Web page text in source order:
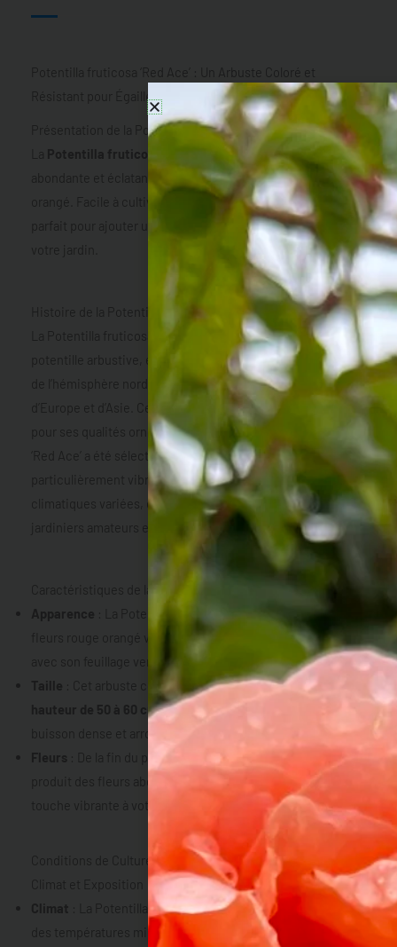
Potentilla fruticosa ‘Red Ace’ : Un Arbuste Coloré et
Résistant pour Égailler Votre Jardin
Présentation de la Potentilla fruticosa ‘Red Ace’
Potentilla fruticosa ‘Red Ace’
est un arbuste à floraison
abondante et éclatante, apprécié pour ses fleurs rouge
orangé. Facile à cultiver et très résistant, cet arbuste est
parfait pour ajouter une touche de couleur vive et durable à
Histoire de la Potentilla fruticosa ‘Red Ace’
La Potentilla fruticosa, également connue sous le nom de
potentille arbustive, est originaire des régions tempérées
de l’hémisphère nord, notamment d’Amérique du Nord,
d’Europe et d’Asie. Cette plante a longtemps été cultivée
pour ses qualités ornementales et sa robustesse. La variété
‘Red Ace’ a été sélectionnée pour sa floraison
particulièrement vibrante et sa résistance aux conditions
climatiques variées, en faisant un choix populaire parmi les
Caractéristiques de la Potentilla fruticosa ‘Red Ace’
: La Potentilla ‘Red Ace’ se distingue par ses
fleurs rouge orangé vives, qui contrastent magnifiquement
avec son feuillage vert foncé.
: Cet arbuste compact atteint généralementune
hauteur de 50 à 60 cmet une largeur similaire, formant un
: De la fin du printemps à l’automne, la ‘Red Ace’
produit des fleurs abondantes et lumineuses, ajoutant une
Conditions de Culture de la Potentilla fruticosa ‘Red Ace’
Climat et Exposition
: La Potentilla ‘Red Ace’ est très résistante, tolérant
des températures minimales descendantjusqu’à -20°C, ce